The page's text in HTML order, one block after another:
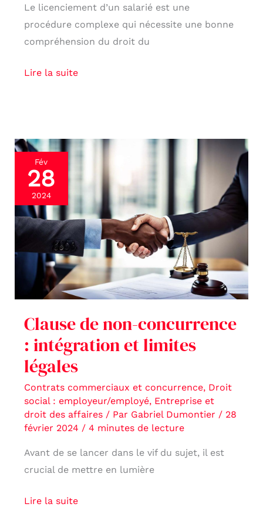
Le licenciement d’un salarié est une
procédure complexe qui nécessite une bonne
compréhension du droit du
Lire la suite
Fév
28
2024
Clause de non-concurrence
: intégration et limites
légales
Contrats commerciaux et concurrence, Droit
social : employeur/employé, Entreprise et
droit des affaires/ Par Gabriel Dumontier / 28
février 2024 / 4 minutes de lecture
Avant de se lancer dans le vif du sujet, il est
crucial de mettre en lumière
Clause
de
non-
concurrence
intégration
limites
légales
Lire la suite